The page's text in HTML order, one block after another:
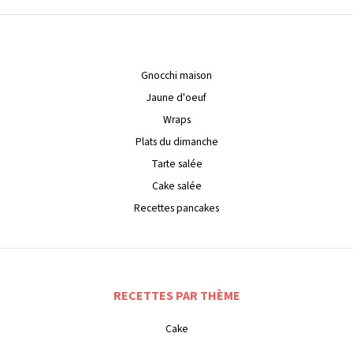
Gnocchi maison
Jaune d'oeuf
Wraps
Plats du dimanche
Tarte salée
Cake salée
Recettes pancakes
RECETTES PAR THÈME
Cake